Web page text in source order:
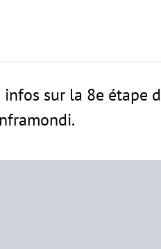
sur la 8e étape